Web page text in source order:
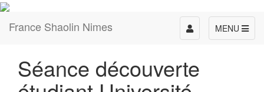
France Shaolin Nimes MENU
Toggle
navigation
Séance découverte